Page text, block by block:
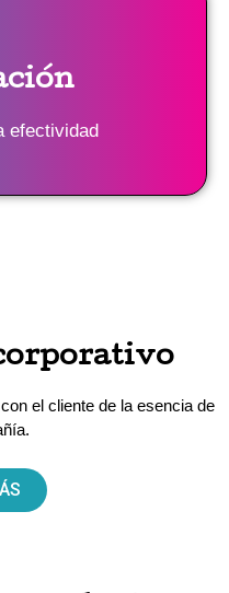
efectividad
el cliente de la esencia de